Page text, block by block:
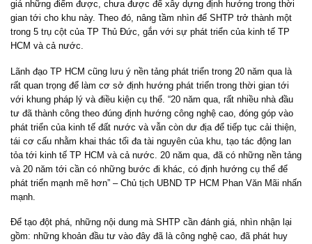
giá những điểm được, chưa được để xây dựng định hướng trong thời
gian tới cho khu này. Theo đó, nâng tầm nhìn để SHTP trở thành một
trong 5 trụ cột của TP Thủ Đức, gắn với sự phát triển của kinh tế TP
HCM và cả nước.
Lãnh đạo TP HCM cũng lưu ý nền tảng phát triển trong 20 năm qua là
rất quan trọng để làm cơ sở định hướng phát triển trong thời gian tới
với khung pháp lý và điều kiện cụ thể. “20 năm qua, rất nhiều nhà đầu
tư đã thành công theo đúng định hướng công nghệ cao, đóng góp vào
phát triển của kinh tế đất nước và vẫn còn dư địa để tiếp tục cải thiện,
tái cơ cấu nhằm khai thác tối đa tài nguyên của khu, tạo tác động lan
tỏa tới kinh tế TP HCM và cả nước. 20 năm qua, đã có những nền tảng
và 20 năm tới cần có những bước đi khác, có định hướng cụ thể để
phát triển mạnh mẽ hơn” – Chủ tịch UBND TP HCM Phan Văn Mãi nhấn
mạnh.
Để tạo đột phá, những nội dung mà SHTP cần đánh giá, nhìn nhận lại
gồm: những khoản đầu tư vào đây đã là công nghệ cao, đã phát huy